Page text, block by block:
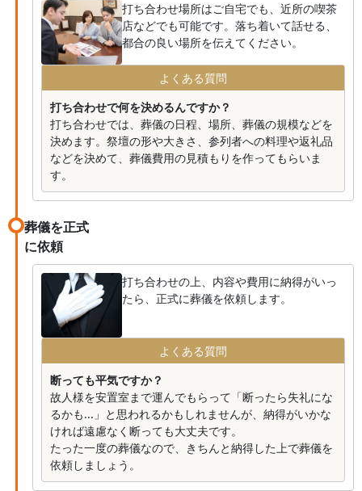
打ち合わせ場所はご自宅でも、近所の喫茶
店などでも可能です。落ち着いて話せる、
都合の良い場所を伝えてください。
よくある質問
打ち合わせで何を決めるんですか？
打ち合わせでは、葬儀の日程、場所、葬儀の規模などを
決めます。祭壇の形や大きさ、参列者への料理や返礼品
などを決めて、葬儀費用の見積もりを作ってもらいま
す。
葬儀を正式
に依頼
打ち合わせの上、内容や費用に納得がいっ
たら、正式に葬儀を依頼します。
よくある質問
断っても平気ですか？
故人様を安置室まで運んでもらって「断ったら失礼にな
るかも...」と思われるかもしれませんが、納得がいかな
ければ遠慮なく断っても大丈夫です。
たった一度の葬儀なので、きちんと納得した上で葬儀を
依頼しましょう。